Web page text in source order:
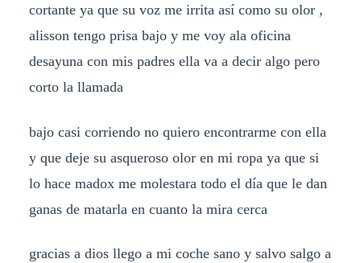
cortante ya que su voz me irrita así como su olor ,
alisson tengo prisa bajo y me voy ala oficina
desayuna con mis padres ella va a decir algo pero
corto la llamada
bajo casi corriendo no quiero encontrarme con ella
y que deje su asqueroso olor en mi ropa ya que si
lo hace madox me molestara todo el día que le dan
ganas de matarla en cuanto la mira cerca
gracias a dios llego a mi coche sano y salvo salgo a